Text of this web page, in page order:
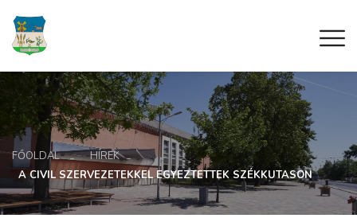
FŐOLDAL
HÍREK
A CIVIL SZERVEZETEKKEL EGYEZTETTEK SZÉKKUTASON